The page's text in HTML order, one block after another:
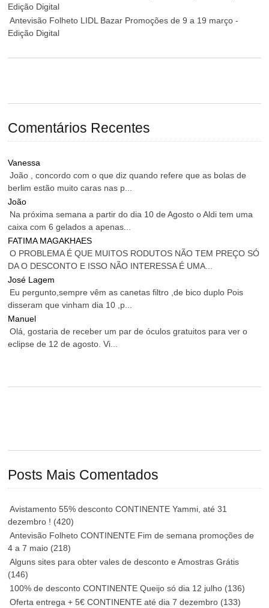
Edição Digital
Antevisão Folheto LIDL Bazar Promoções de 9 a 19 março -
Edição Digital
Comentários Recentes
Vanessa
João , concordo com o que diz quando refere que as bolas de
berlim estão muito caras nas p...
João
Na próxima semana a partir do dia 10 de Agosto o Aldi tem uma
caixa com 6 gelados a apenas...
FATIMA MAGAKHAES
O PROBLEMA É QUE MUITOS RODUTOS NÃO TEM PREÇO SÓ
DA O DESCONTO E ISSO NÃO INTERESSA É UMA...
José Lagem
Eu pergunto,sempre vêm as canetas filtro ,de bico duplo Pois
disseram que vinham dia 10 ,p...
Manuel
Olá, gostaria de receber um par de óculos gratuitos para ver o
eclipse de 12 de agosto. Vi...
Posts Mais Comentados
Avistamento 55% desconto CONTINENTE Yammi, até 31
dezembro ! (420)
Antevisão Folheto CONTINENTE Fim de semana promoções de
4 a 7 maio (218)
Alguns sites para obter vales de desconto e Amostras Grátis
(146)
100% de desconto CONTINENTE Queijo só dia 12 julho (136)
Oferta entrega + 5€ CONTINENTE até dia 7 dezembro (133)